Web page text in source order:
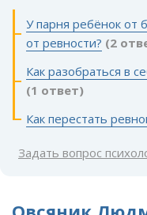
У парня ребёнок от
от ревности? (2
Как разобраться в
(1 ответ)
Как перестать
Задать вопрос